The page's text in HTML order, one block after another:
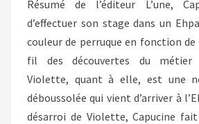
Résumé de l’éditeur L’une,
d’effectuer son stage dans un
couleur de perruque en fonction
fil des découvertes du métier
Violette, quant à elle, est une
déboussolée qui vient d’arriver à
désarroi de Violette, Capucine